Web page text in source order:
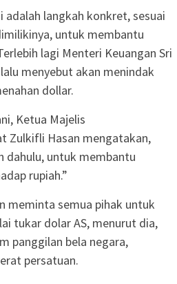
adalah langkah konkret, sesuai
untuk membantu
lagi Menteri Keuangan Sri
menyebut akan menindak
dollar.
Ketua Majelis
Zulkifli Hasan mengatakan,
dahulu, untuk membantu
rupiah.”
meminta semua pihak untuk
tukar dolar AS, menurut dia,
panggilan bela negara,
persatuan.